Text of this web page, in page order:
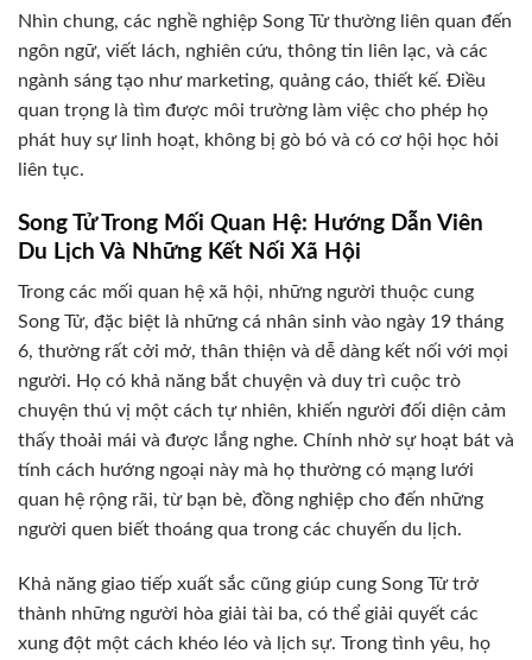
Nhìn chung, các nghề nghiệp Song Tử thường liên quan đến
ngôn ngữ, viết lách, nghiên cứu, thông tin liên lạc, và các
ngành sáng tạo như marketing, quảng cáo, thiết kế. Điều
quan trọng là tìm được môi trường làm việc cho phép họ
phát huy sự linh hoạt, không bị gò bó và có cơ hội học hỏi
liên tục.
Song Tử Trong Mối Quan Hệ: Hướng Dẫn Viên
Du Lịch Và Những Kết Nối Xã Hội
Trong các mối quan hệ xã hội, những người thuộc cung
Song Tử, đặc biệt là những cá nhân sinh vào ngày 19 tháng
6, thường rất cởi mở, thân thiện và dễ dàng kết nối với mọi
người. Họ có khả năng bắt chuyện và duy trì cuộc trò
chuyện thú vị một cách tự nhiên, khiến người đối diện cảm
thấy thoải mái và được lắng nghe. Chính nhờ sự hoạt bát và
tính cách hướng ngoại này mà họ thường có mạng lưới
quan hệ rộng rãi, từ bạn bè, đồng nghiệp cho đến những
người quen biết thoáng qua trong các chuyến du lịch.
Khả năng giao tiếp xuất sắc cũng giúp cung Song Tử trở
thành những người hòa giải tài ba, có thể giải quyết các
xung đột một cách khéo léo và lịch sự. Trong tình yêu, họ